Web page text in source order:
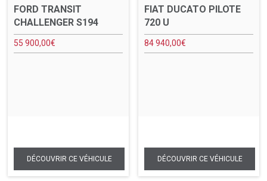
FORD TRANSIT
CHALLENGER S194
55 900,00€
FIAT DUCATO PILOTE
720 U
84 940,00€